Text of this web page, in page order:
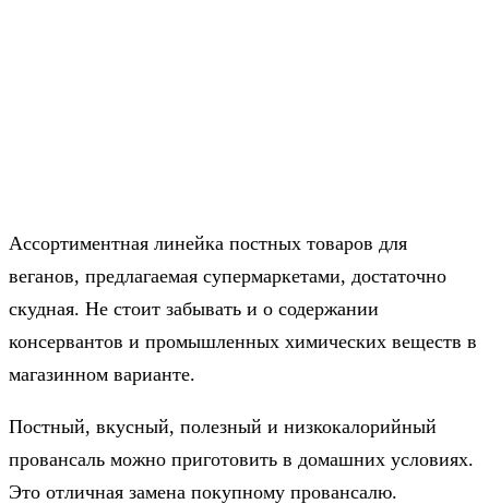
Ассортиментная линейка постных товаров для
веганов, предлагаемая супермаркетами, достаточно
скудная. Не стоит забывать и о содержании
консервантов и промышленных химических веществ в
магазинном варианте.
Постный, вкусный, полезный и низкокалорийный
провансаль можно приготовить в домашних условиях.
Это отличная замена покупному провансалю.